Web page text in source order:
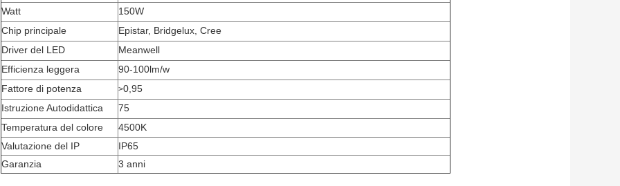
Watt
150W
Chip principale
Epistar, Bridgelux, Cree
Driver del LED
Meanwell
Efficienza leggera
90-100lm/w
Fattore di potenza
>0,95
Istruzione Autodidattica
75
Temperatura del colore
4500K
Valutazione del IP
IP65
Garanzia
3 anni